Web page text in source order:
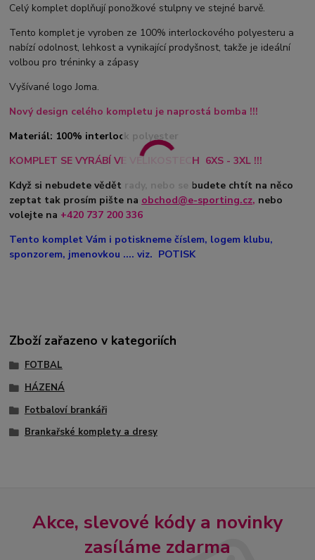
Celý komplet doplňují ponožkové stulpny ve stejné barvě.
Tento komplet je vyroben ze 100% interlockového polyesteru a
nabízí odolnost, lehkost a vynikající prodyšnost, takže je ideální
volbou pro tréninky a zápasy
Vyšívané logo Joma.
Nový design celého kompletu je naprostá bomba !!!
Materiál: 100% interlock polyester
KOMPLET SE VYRÁBÍ VE VELIKOSTECH 6XS - 3XL !!!
Když si nebudete vědět rady, nebo se budete chtít na něco
zeptat tak prosím pište na obchod@e-sporting.cz, nebo
volejte na +420 737 200 336
Tento komplet Vám i potiskneme číslem, logem klubu,
sponzorem, jmenovkou .... viz. POTISK
Zboží zařazeno v kategoriích
FOTBAL
HÁZENÁ
Fotbaloví brankáři
Brankařské komplety a dresy
Akce, slevové kódy a novinky
zasíláme zdarma